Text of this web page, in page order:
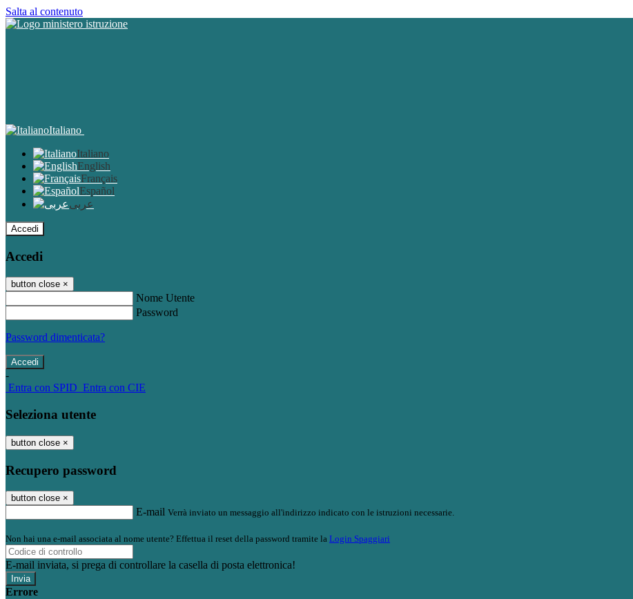
Salta al contenuto
Italiano
Italiano
English
Français
Español
عربى
Accedi
Accedi
button close ×
Nome Utente
Password
Password dimenticata?
-
Entra con SPID Entra con CIE
Seleziona utente
button close ×
Recupero password
button close ×
E-mail Verrà inviato un messaggio all'indirizzo indicato con le istruzioni necessarie.
Non hai una e-mail associata al nome utente? Effettua il reset della password tramite la Login Spaggiari
E-mail inviata, si prega di controllare la casella di posta elettronica!
Errore